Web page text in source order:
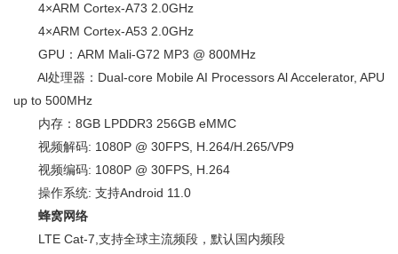
4×ARM Cortex-A73 2.0GHz
4×ARM Cortex-A53 2.0GHz
GPU：ARM Mali-G72 MP3 @ 800MHz
Al处理器：Dual-core Mobile AI Processors Al Accelerator, APU
up to 500MHz
内存：8GB LPDDR3 256GB eMMC
视频解码: 1080P @ 30FPS, H.264/H.265/VP9
视频编码: 1080P @ 30FPS, H.264
操作系统: 支持Android 11.0
蜂窝网络
LTE Cat-7,支持全球主流频段，默认国内频段